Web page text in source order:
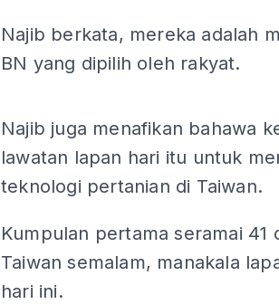
Najib berkata, mereka adalah
BN yang dipilih oleh rakyat.
Najib juga menafikan bahawa
lawatan lapan hari itu untuk
teknologi pertanian di Taiwan.
Kumpulan pertama seramai
Taiwan semalam, manakala
hari ini.